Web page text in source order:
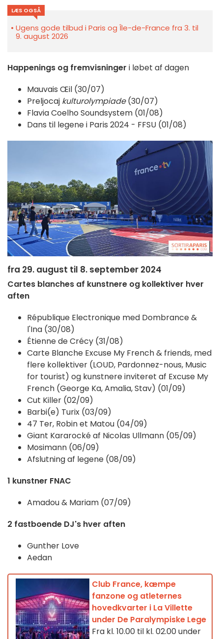
LÆS OGSÅ
Ugens gode tilbud i Paris og Île-de-France fra 3. til
9. august 2026
Happenings og fremvisninger i løbet af dagen
Mauvais Œil (30/07)
Preljocaj kulturolympiade(30/07)
Flavia Coelho Soundsystem (01/08)
Dans til legene i Paris 2024 - FFSU (01/08)
fra 29. august til 8. september 2024
Cartes blanches af kunstnere og kollektiver hver
aften
République Electronique med Dombrance &
l'Ina (30/08)
Étienne de Crécy (31/08)
Carte Blanche Excuse My French & friends, med
flere kollektiver (LOUD, Pardonnez-nous, Music
for tourist) og kunstnere inviteret af Excuse My
French (George Ka, Amalia, Stav) (01/09)
Cut Killer (02/09)
Barbi(e) Turix (03/09)
47 Ter, Robin et Matou (04/09)
Giant Kararocké af Nicolas Ullmann (05/09)
Mosimann (06/09)
Afslutning af legene (08/09)
1 kunstner FNAC
Amadou & Mariam (07/09)
2 fastboende DJ's hver aften
Gunther Love
Aedan
Club France, kæmpe
fanzone og atleternes
hovedkvarter i La Villette
under De Paralympiske Lege
Fra kl. 10.00 til kl. 02.00 under